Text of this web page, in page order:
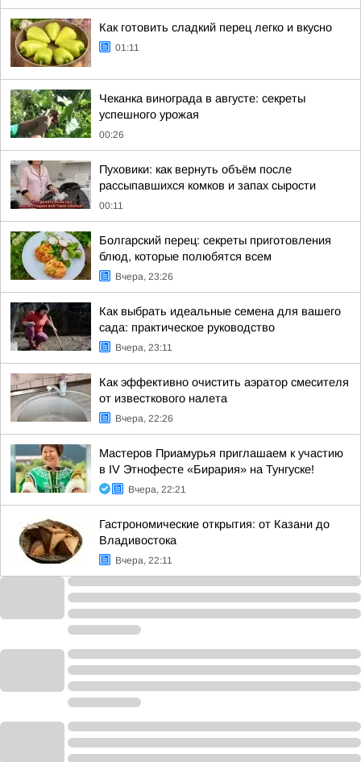
Как готовить сладкий перец легко и вкусно
01:11
Чеканка винограда в августе: секреты
успешного урожая
00:26
Пуховики: как вернуть объём после
рассыпавшихся комков и запах сырости
00:11
Болгарский перец: секреты приготовления
блюд, которые полюбятся всем
Вчера, 23:26
Как выбрать идеальные семена для вашего
сада: практическое руководство
Вчера, 23:11
Как эффективно очистить аэратор смесителя
от известкового налета
Вчера, 22:26
Мастеров Приамурья приглашаем к участию
в IV Этнофесте «Бирария» на Тунгуске!
Вчера, 22:21
Гастрономические открытия: от Казани до
Владивостока
Вчера, 22:11